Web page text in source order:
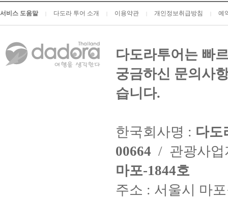
서비스 도움말 다도라 투어 소개 이용약관 개인정보취급방침 예
다도라투어는 빠
궁금하신 문의사
습니다.
한국회사명 : 다도
00664 / 관광사
마포-1844호
주소 : 서울시 마